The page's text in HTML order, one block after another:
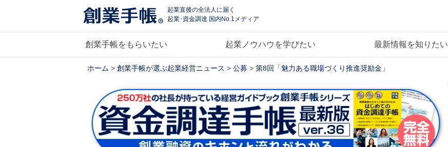
起業直後の全法人に届く
起業･資金調達 国内No.1メディア
創業手帳をもらいたい 起業ノウハウを学びたい 最新情報を知りたい
ホーム > 創業手帳が選ぶ起業経営ニュース > 公募 > 第8回「魅力ある職場づくり推進奨励金」